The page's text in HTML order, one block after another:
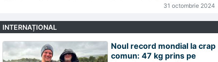
31 octombrie 2024
INTERNAȚIONAL
Noul record mondial la crap
comun: 47 kg prins pe